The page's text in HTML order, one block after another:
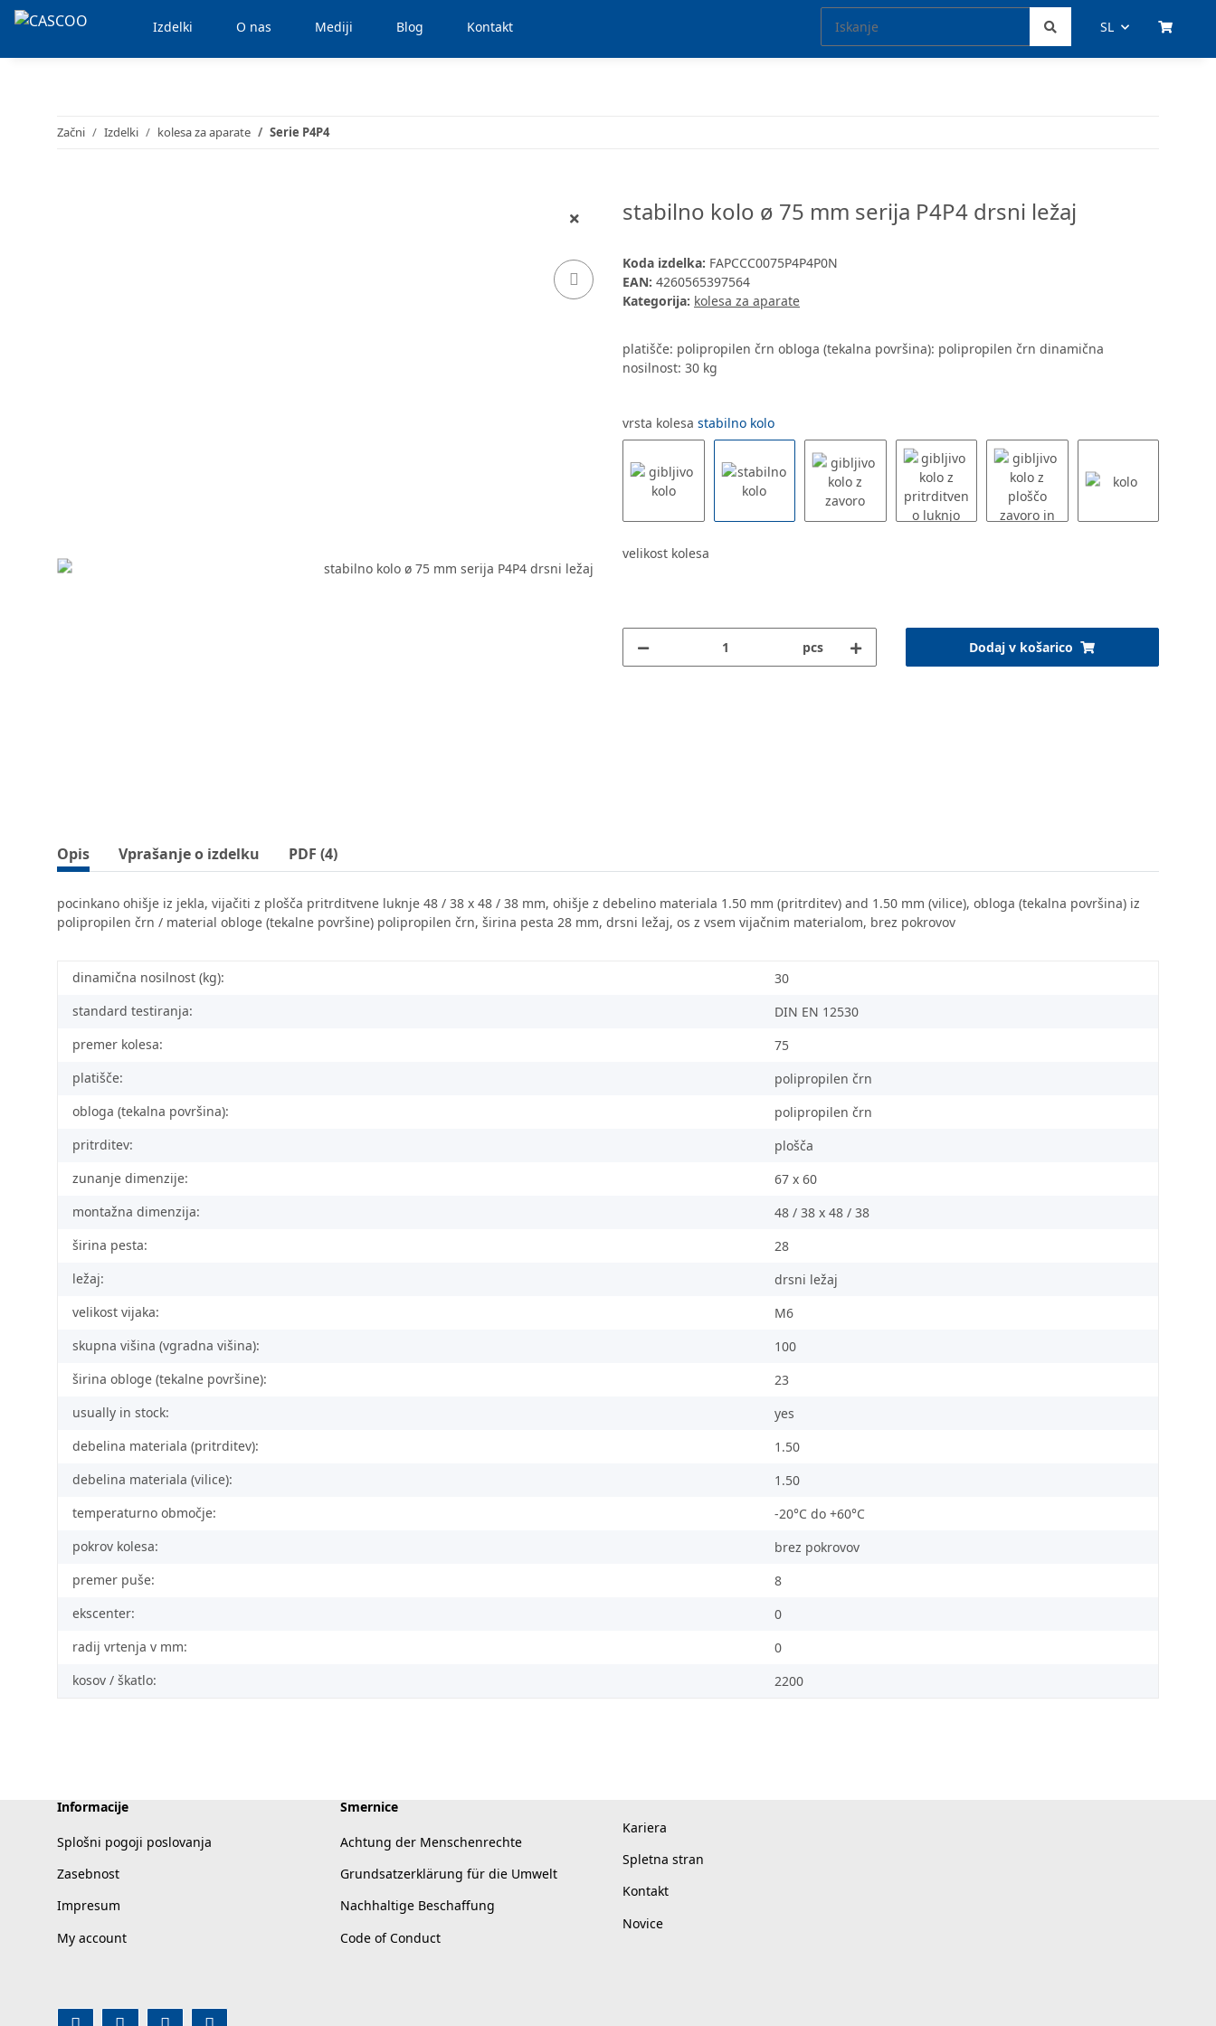
SL
Izdelki O nas Mediji Blog Kontakt
Začni Izdelki kolesa za aparate Serie P4P4
stabilno kolo ø 75 mm serija P4P4 drsni ležaj
Koda izdelka: FAPCCC0075P4P4P0N
EAN: 4260565397564
Kategorija: kolesa za aparate
platišče: polipropilen črn obloga (tekalna površina): polipropilen črn dinamična
nosilnost: 30 kg
vrsta kolesa stabilno kolo
velikost kolesa
pcs Dodaj v košarico
Opis Vprašanje o izdelku PDF (4)
pocinkano ohišje iz jekla, vijačiti z plošča pritrditvene luknje 48 / 38 x 48 / 38 mm, ohišje z debelino materiala 1.50 mm (pritrditev) and 1.50 mm (vilice), obloga (tekalna površina) iz
polipropilen črn / material obloge (tekalne površine) polipropilen črn, širina pesta 28 mm, drsni ležaj, os z vsem vijačnim materialom, brez pokrovov
dinamična nosilnost (kg):
30
standard testiranja:
DIN EN 12530
premer kolesa:
75
platišče:
polipropilen črn
obloga (tekalna površina):
polipropilen črn
pritrditev:
plošča
zunanje dimenzije:
67 x 60
montažna dimenzija:
48 / 38 x 48 / 38
širina pesta:
28
ležaj:
drsni ležaj
velikost vijaka:
M6
skupna višina (vgradna višina):
100
širina obloge (tekalne površine):
23
usually in stock:
yes
debelina materiala (pritrditev):
1.50
debelina materiala (vilice):
1.50
temperaturno območje:
-20°C do +60°C
pokrov kolesa:
brez pokrovov
premer puše:
8
ekscenter:
0
radij vrtenja v mm:
0
kosov / škatlo:
2200
Informacije
Splošni pogoji poslovanja
Zasebnost
Impresum
My account
Smernice
Achtung der Menschenrechte
Grundsatzerklärung für die Umwelt
Nachhaltige Beschaffung
Code of Conduct
Kariera
Spletna stran
Kontakt
Novice